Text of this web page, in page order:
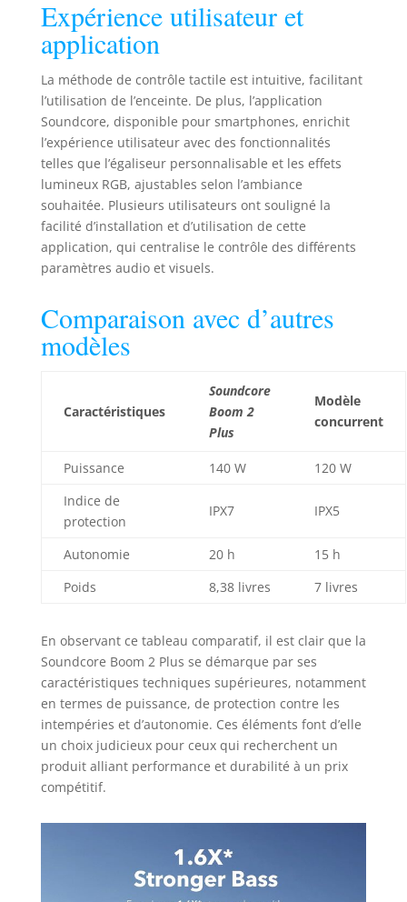
aventures. Vous
souci à la plage, au
bord de la piscine
ou sous la pluie.
Expérience utilisateur et
application
La méthode de contrôle tactile est intuitive, facilitant
l’utilisation de l’enceinte. De plus, l’application
Soundcore, disponible pour smartphones, enrichit
l’expérience utilisateur avec des fonctionnalités
telles que l’égaliseur personnalisable et les effets
lumineux RGB, ajustables selon l’ambiance
souhaitée. Plusieurs utilisateurs ont souligné la
facilité d’installation et d’utilisation de cette
application, qui centralise le contrôle des différents
paramètres audio et visuels.
Comparaison avec d’autres
modèles
Caractéristiques
Soundcore
Boom 2
Plus
Modèle
concurrent
Puissance 140 W
120 W
Indice de
protection
IPX7 IPX5
Autonomie 20 h
15 h
Poids
8,38 livres 7 livres
En observant ce tableau comparatif, il est clair que la
Soundcore Boom 2 Plus se démarque par ses
caractéristiques techniques supérieures, notamment
en termes de puissance, de protection contre les
intempéries et d’autonomie. Ces éléments font d’elle
un choix judicieux pour ceux qui recherchent un
produit alliant performance et durabilité à un prix
compétitif.